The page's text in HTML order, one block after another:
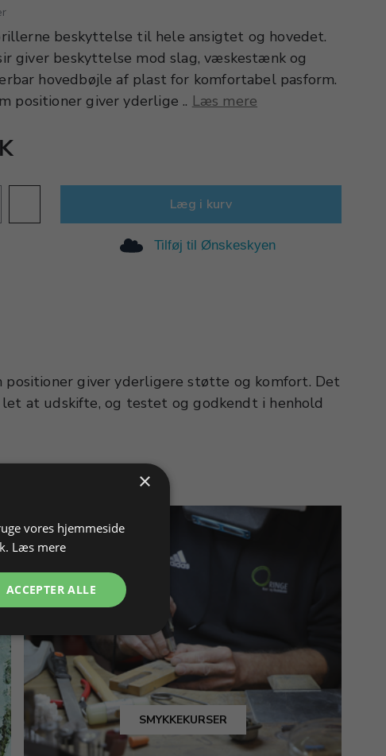
beskyttelse til hele ansigtet og hovedet.
giver beskyttelse mod slag, væskestænk og
hovedbøjle af plast for komfortabel pasform.
positioner giver yderlige .. Læs mere
Læg i kurv
Tilføj til Ønskeskyen
SMYKKEKURSER
×
vores hjemmeside
Læs mere
ACCEPTER ALLE